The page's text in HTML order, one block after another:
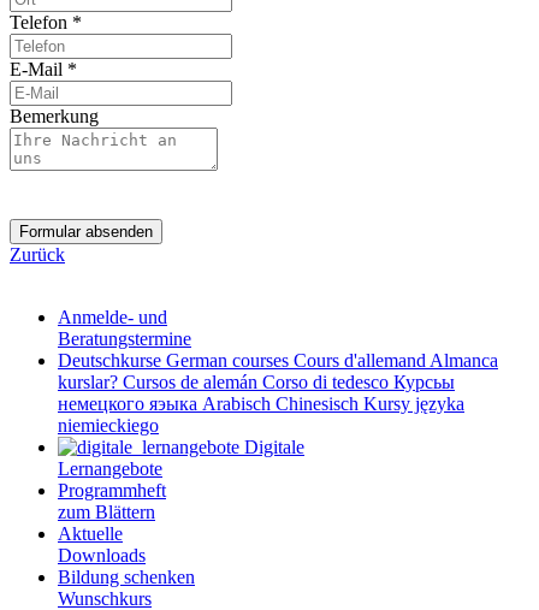
Telefon *
E-Mail *
Bemerkung
Formular absenden
Zurück
Anmelde- und
Beratungstermine
Deutschkurse German courses Cours d'allemand Almanca
kurslar? Cursos de alemán Corso di tedesco Курсьы
немецкого яэыка Arabisch Chinesisch Kursy języka
niemieckiego
Digitale
Lernangebote
Programmheft
zum Blättern
Aktuelle
Downloads
Bildung schenken
Wunschkurs